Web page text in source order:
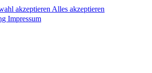
akzeptieren Alles akzeptieren
Impressum